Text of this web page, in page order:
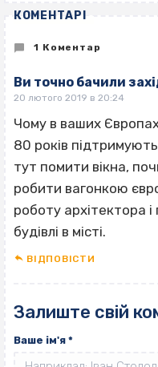
КОМЕНТАРІ
1 Коментар
Ви точно бачили
20 лютого 2019 в 20:24
Чому в ваших
80 років
тут помити вікна,
робити вагонкою
роботу архітектора
будівлі в місті.
ВІДПОВІCТИ
Залиште свій
Ваше ім'я *